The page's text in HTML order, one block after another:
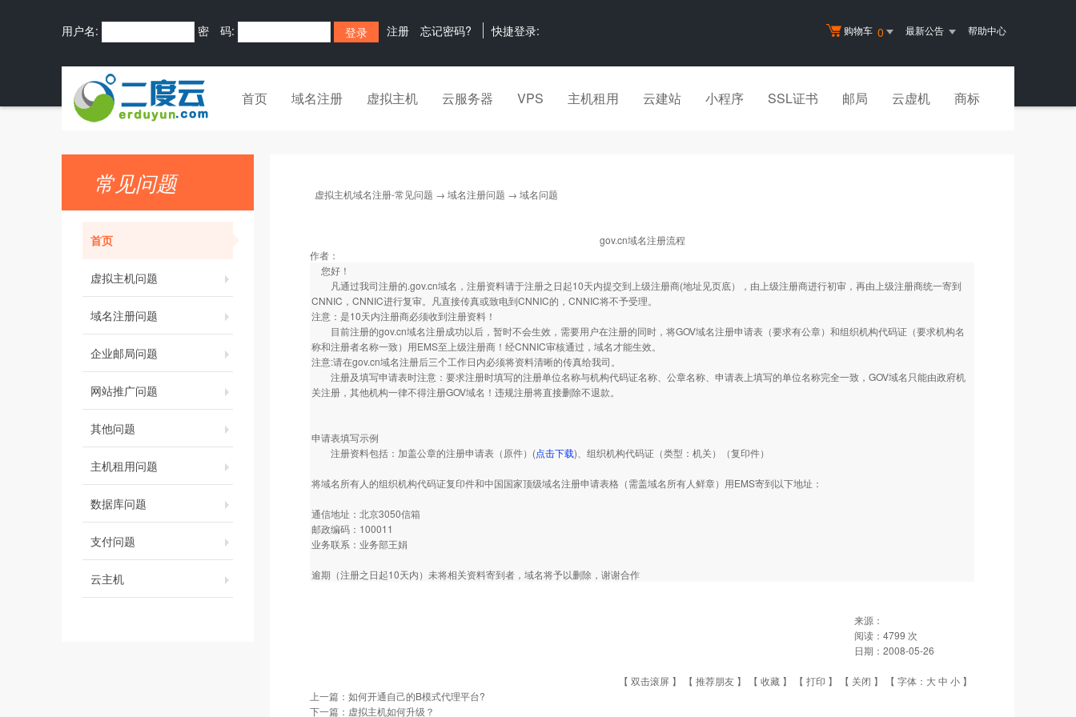
购物车 0 最新公告 帮助中心
用户名: 密 码: 注册 忘记密码? 快捷登录:
首页 域名注册 虚拟主机 云服务器 VPS 主机租用 云建站 小程序 SSL证书 邮局 云虚机 商标
常见问题
首页
虚拟主机问题
域名注册问题
企业邮局问题
网站推广问题
其他问题
主机租用问题
数据库问题
支付问题
云主机
虚拟主机域名注册-常见问题 → 域名注册问题 → 域名问题
gov.cn域名注册流程
作者：
您好！
凡通过我司注册的.gov.cn域名，注册资料请于注册之日起10天内提交到上级注册商(地址见页底），由上级注册商进行初审，再由上级注册商统一寄到
CNNIC，CNNIC进行复审。凡直接传真或致电到CNNIC的，CNNIC将不予受理。
注意：是10天内注册商必须收到注册资料！
目前注册的gov.cn域名注册成功以后，暂时不会生效，需要用户在注册的同时，将GOV域名注册申请表（要求有公章）和组织机构代码证（要求机构名
称和注册者名称一致）用EMS至上级注册商！经CNNIC审核通过，域名才能生效。
注意:请在gov.cn域名注册后三个工作日内必须将资料清晰的传真给我司。
注册及填写申请表时注意：要求注册时填写的注册单位名称与机构代码证名称、公章名称、申请表上填写的单位名称完全一致，GOV域名只能由政府机
关注册，其他机构一律不得注册GOV域名！违规注册将直接删除不退款。
申请表填写示例
注册资料包括：加盖公章的注册申请表（原件）(点击下载)、组织机构代码证（类型：机关）（复印件）
将域名所有人的组织机构代码证复印件和中国国家顶级域名注册申请表格（需盖域名所有人鲜章）用EMS寄到以下地址：
通信地址：北京3050信箱
邮政编码：100011
业务联系：业务部王娟
逾期（注册之日起10天内）未将相关资料寄到者，域名将予以删除，谢谢合作
来源：
阅读： 4799 次
日期： 2008-05-26
【 双击滚屏 】 【 推荐朋友 】 【 收藏 】 【 打印 】 【 关闭 】 【 字体： 大中 小 】
上一篇： 如何开通自己的B模式代理平台?
下一篇： 虚拟主机如何升级？